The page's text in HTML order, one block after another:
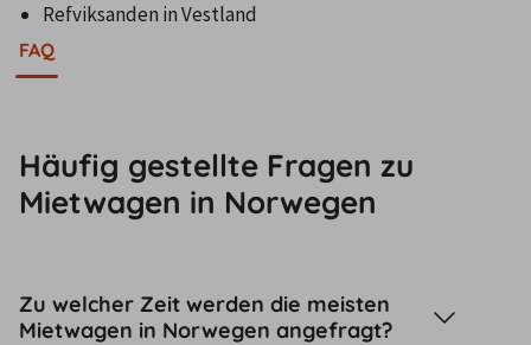
Refviksanden in Vestland
FAQ
Häufig gestellte Fragen zu
Mietwagen in Norwegen
Zu welcher Zeit werden die meisten
Mietwagen in Norwegen angefragt?